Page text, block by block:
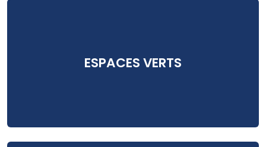
ESPACES VERTS